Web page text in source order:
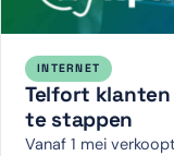
INTERNET
Telfort
te stappen
Vanaf 1 mei